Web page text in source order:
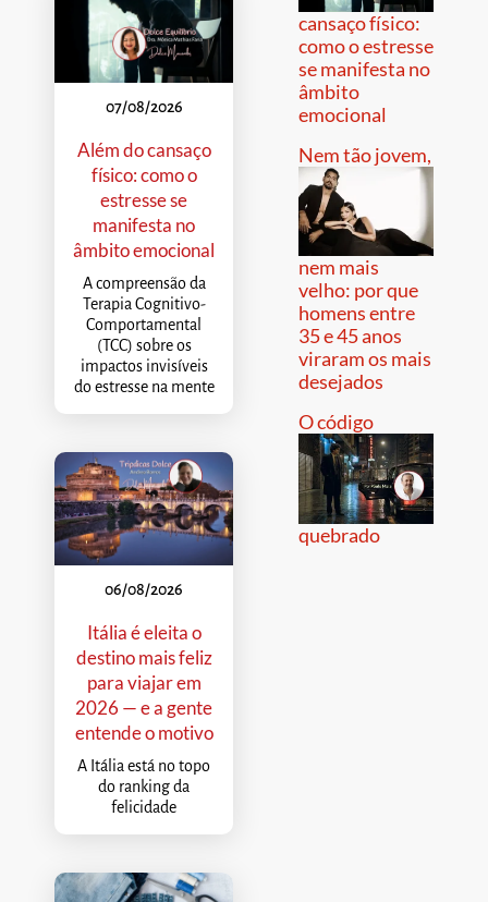
07/08/2026
Além do cansaço
físico: como o
estresse se
manifesta no
âmbito emocional
A compreensão da
Terapia Cognitivo-
Comportamental
(TCC) sobre os
impactos invisíveis
do estresse na mente
06/08/2026
Itália é eleita o
destino mais feliz
para viajar em
2026 — e a gente
entende o motivo
A Itália está no topo
do ranking da
felicidade
cansaço físico:
como o estresse
se manifesta no
âmbito
emocional
Nem tão jovem,
nem mais
velho: por que
homens entre
35 e 45 anos
viraram os mais
desejados
O código
quebrado